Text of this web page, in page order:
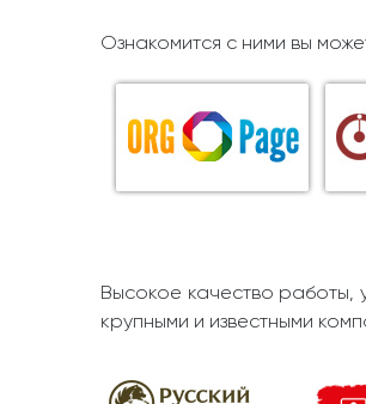
Ознакомится с ними вы
Высокое качество работы,
крупными и известными